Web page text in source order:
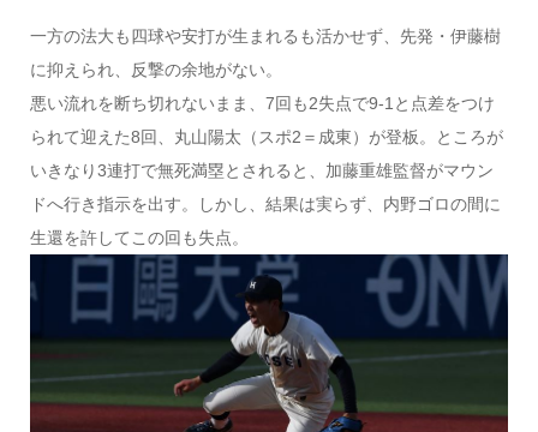
一方の法大も四球や安打が生まれるも活かせず、先発・伊藤樹
に抑えられ、反撃の余地がない。
悪い流れを断ち切れないまま、7回も2失点で9-1と点差をつけ
られて迎えた8回、丸山陽太（スポ2＝成東）が登板。ところが
いきなり3連打で無死満塁とされると、加藤重雄監督がマウン
ドへ行き指示を出す。しかし、結果は実らず、内野ゴロの間に
生還を許してこの回も失点。